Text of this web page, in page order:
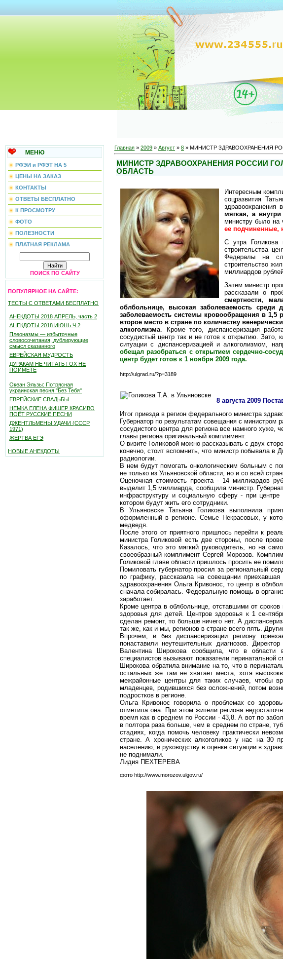
МЕНЮ
РФЭИ и РФЭТ НА 5
ЦЕНЫ НА ЗАКАЗ
КОНТАКТЫ
ОТВЕТЫ БЕСПЛАТНО
К ПРОСМОТРУ
ФОТО
ПОЛЕЗНОСТИ
ПЛАТНАЯ РЕКЛАМА
ПОИСК ПО САЙТУ
ПОПУЛЯРНОЕ НА САЙТЕ:
ТЕСТЫ С ОТВЕТАМИ БЕСПЛАТНО
АНЕКДОТЫ 2018 АПРЕЛЬ, часть 2
АНЕКДОТЫ 2018 ИЮНЬ Ч.2
Плеоназмы — избыточные
словосочетания, дублирующие
смысл сказанного
ЕВРЕЙСКАЯ МУДРОСТЬ
ДУРАКАМ НЕ ЧИТАТЬ ! ОХ НЕ
ПОЙМЁТЕ
Океан Эльзы: Потрясная
украинская песня "Без Тебя"
ЕВРЕЙСКИЕ СВАДЬБЫ
НЕМКА ЕЛЕНА ФИШЕР КРАСИВО
ПОЁТ РУССКИЕ ПЕСНИ
ДЖЕНТЛЬМЕНЫ УДАЧИ (СССР
1971)
ЖЕРТВА ЕГЭ
НОВЫЕ АНЕКДОТЫ
Главная » 2009 » Август » 8 » МИНИСТР ЗДРАВООХРАНЕНИЯ
МИНИСТР ЗДРАВООХРАНЕНИЯ РОССИИ
ОБЛАСТЬ
Интересным
соцразвития
здравоохранения
мягкая, а
министру было на
ее подчиненные,
С утра Голикова
строительства
Федералы на
строительство
миллиардов
Затем министр
рассказали о
смертности,
облбольнице, высокая заболеваемость среди
заболеваемость системы кровообращения в 1,5
второе место в стране по количеству
алкоголизма . Кроме того, диспансеризация
сосудистый центр так и не готов к открытию. Зато,
ситуации с диспансеризацией и алкоголизмом,
обещал разобраться с открытием сердечно-
центр будет готов к 1 ноября 2009 года.
http://ulgrad.ru/?p=3189
8 августа 2009
Итог приезда в регион федерального министра
Губернатор по результатам совещания с министром
сосудистого центра для региона все намного
главы региона оригинальный комплимент.
О визите Голиковой можно рассказывать с двух
конечно, стоит вспомнить, что министр побывала в
радиологии.
В нем будут помогать онкологическим больным с
не только из Ульяновской области, но и со всей
Оценочная стоимость проекта - 14 миллиардов
выделит 1,5 миллиарда, сообщила министр.
инфраструктуру и социальную сферу - при центре
котором будут жить его сотрудники.
В Ульяновске Татьяна Голикова выполнила
оформленный в регионе. Семье Некрасовых, у
медведя.
После этого от приятного пришлось перейти к
министра Голиковой есть две стороны, после
Казалось, что это мягкий руководитель, но на
своеобразный комплимент Сергей Морозов.
Голиковой главе области пришлось просить ее
Помиловать губернатор просил за региональный
по графику, рассказала на совещании
здравоохранения Ольга Кривонос, то центр в
сначала собиралась. Федеральную помощь в
заработает.
Кроме центра в облбольнице, отставшими от
здоровья для детей. Центров здоровья к 1
сделан ремонт, то больше ничего нет. А
так же, как и мы, регионов в стране всего пять.
Впрочем, и без диспансеризации региону
понаставили неутешительных диагнозов.
Валентина Широкова сообщила, что в области
специалистов вызывают показатели перинатальной
Широкова обратила внимание на то, что в
остальных же там не хватает места, хотя
межрайонные центры для таких случаев, чтобы
младенцев, родившихся без осложнений, потом
подростков в регионе.
Ольга Кривонос говорила о проблемах со
отметила она. При этом жители региона
время как в среднем по России - 43,8. А вот по
в полтора раза больше, чем в среднем по стране,
стадиях, когда помочь человеку практически
стране. А хронических алкоголиков у нас на
населению, и руководству в оценке ситуации в
не поднимали.
Лидия ПЕХТЕРЕВА
фото http://www.morozov.ulgov.ru/